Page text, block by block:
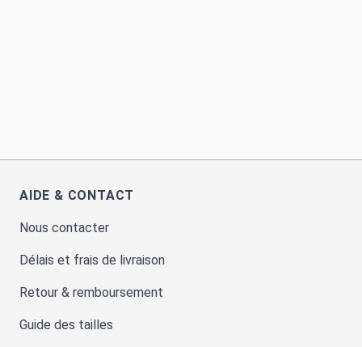
AIDE & CONTACT
Nous contacter
Délais et frais de livraison
Retour & remboursement
Guide des tailles